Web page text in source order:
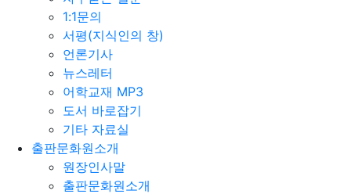
1:1문의
서평(지식인의 창)
언론기사
뉴스레터
어학교재 MP3
도서 바로잡기
기타 자료실
출판문화원소개
원장인사말
출판문화원소개